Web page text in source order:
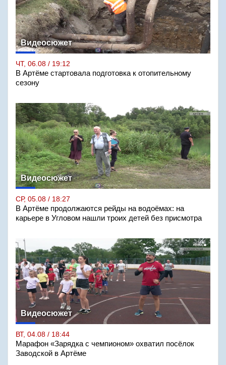
Видеосюжет
ЧТ, 06.08 / 19:12
В Артёме стартовала подготовка к отопительному
сезону
Видеосюжет
СР, 05.08 / 18:27
В Артёме продолжаются рейды на водоёмах: на
карьере в Угловом нашли троих детей без присмотра
Видеосюжет
ВТ, 04.08 / 18:44
Марафон «Зарядка с чемпионом» охватил посёлок
Заводской в Артёме